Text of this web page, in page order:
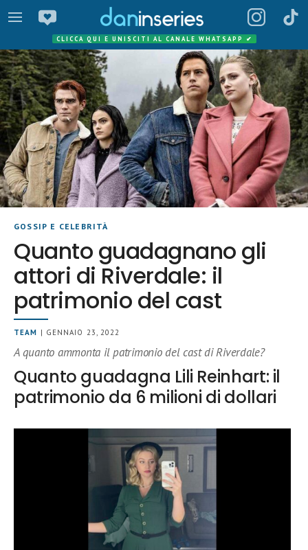
CLICCA QUI E UNISCITI AL CANALE WHATSAPP ✔
GOSSIP E CELEBRITÀ
Quanto guadagnano gli
attori di Riverdale: il
patrimonio del cast
TEAM | GENNAIO 23, 2022
A quanto ammonta il patrimonio del cast di Riverdale?
Quanto guadagna Lili Reinhart: il
patrimonio da 6 milioni di dollari